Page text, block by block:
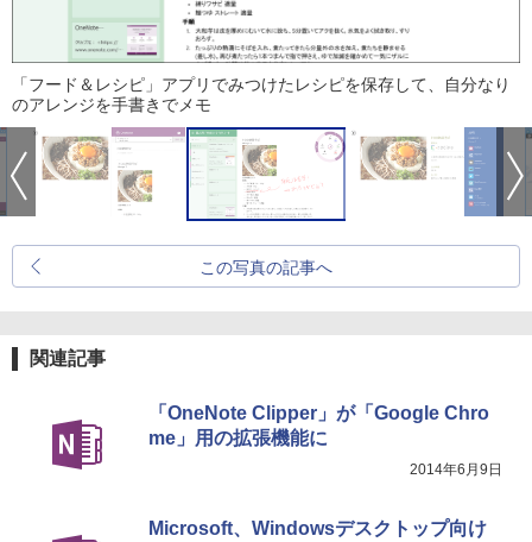
「フード＆レシピ」アプリでみつけたレシピを保存して、自分なり
のアレンジを手書きでメモ
この写真の記事へ
関連記事
「OneNote Clipper」が「Google Chro
me」用の拡張機能に
2014年6月9日
Microsoft、Windowsデスクトップ向け